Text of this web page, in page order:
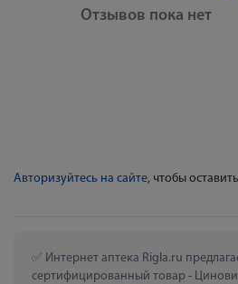
Отзывов пока нет
Авторизуйтесь на сайте, чтобы
Интернет аптека Rigla.ru
сертифицированный товар -